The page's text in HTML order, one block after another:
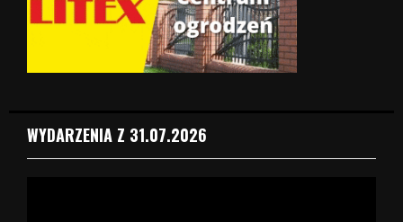
WYDARZENIA Z 31.07.2026